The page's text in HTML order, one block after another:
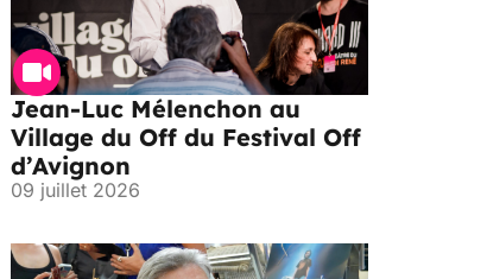
Jean-Luc Mélenchon au
Village du Off du Festival Off
d’Avignon
09 juillet 2026